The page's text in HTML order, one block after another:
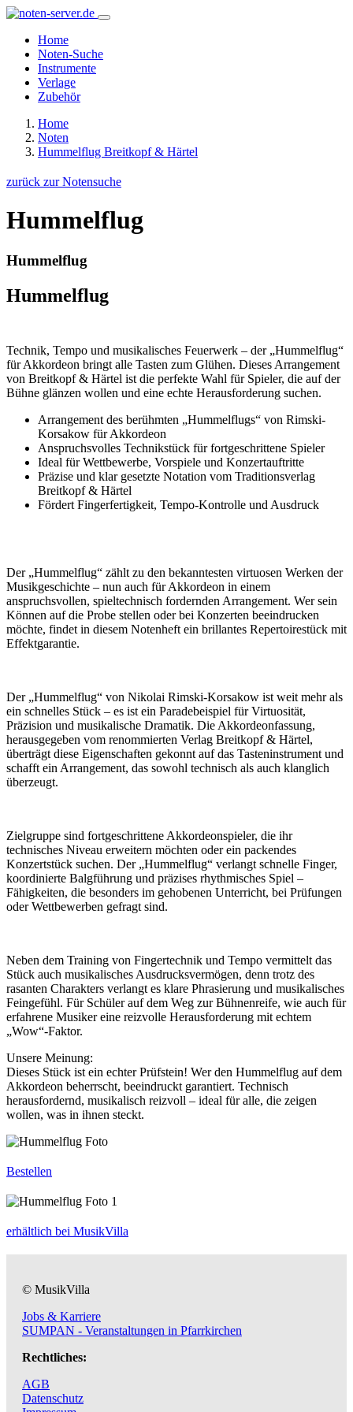
Home
Noten-Suche
Instrumente
Verlage
Zubehör
Home
Noten
Hummelflug Breitkopf & Härtel
zurück zur Notensuche
Hummelflug
Hummelflug
Hummelflug
Technik, Tempo und musikalisches Feuerwerk – der „Hummelflug“
für Akkordeon bringt alle Tasten zum Glühen. Dieses Arrangement
von Breitkopf & Härtel ist die perfekte Wahl für Spieler, die auf der
Bühne glänzen wollen und eine echte Herausforderung suchen.
Arrangement des berühmten „Hummelflugs“ von Rimski-
Korsakow für Akkordeon
Anspruchsvolles Technikstück für fortgeschrittene Spieler
Ideal für Wettbewerbe, Vorspiele und Konzertauftritte
Präzise und klar gesetzte Notation vom Traditionsverlag
Breitkopf & Härtel
Fördert Fingerfertigkeit, Tempo-Kontrolle und Ausdruck
Der „Hummelflug“ zählt zu den bekanntesten virtuosen Werken der
Musikgeschichte – nun auch für Akkordeon in einem
anspruchsvollen, spieltechnisch fordernden Arrangement. Wer sein
Können auf die Probe stellen oder bei Konzerten beeindrucken
möchte, findet in diesem Notenheft ein brillantes Repertoirestück mit
Effektgarantie.
Der „Hummelflug“ von Nikolai Rimski-Korsakow ist weit mehr als
ein schnelles Stück – es ist ein Paradebeispiel für Virtuosität,
Präzision und musikalische Dramatik. Die Akkordeonfassung,
herausgegeben vom renommierten Verlag Breitkopf & Härtel,
überträgt diese Eigenschaften gekonnt auf das Tasteninstrument und
schafft ein Arrangement, das sowohl technisch als auch klanglich
überzeugt.
Zielgruppe sind fortgeschrittene Akkordeonspieler, die ihr
technisches Niveau erweitern möchten oder ein packendes
Konzertstück suchen. Der „Hummelflug“ verlangt schnelle Finger,
koordinierte Balgführung und präzises rhythmisches Spiel –
Fähigkeiten, die besonders im gehobenen Unterricht, bei Prüfungen
oder Wettbewerben gefragt sind.
Neben dem Training von Fingertechnik und Tempo vermittelt das
Stück auch musikalisches Ausdrucksvermögen, denn trotz des
rasanten Charakters verlangt es klare Phrasierung und musikalisches
Feingefühl. Für Schüler auf dem Weg zur Bühnenreife, wie auch für
erfahrene Musiker eine reizvolle Herausforderung mit echtem
„Wow“-Faktor.
Unsere Meinung:
Dieses Stück ist ein echter Prüfstein! Wer den Hummelflug auf dem
Akkordeon beherrscht, beeindruckt garantiert. Technisch
herausfordernd, musikalisch reizvoll – ideal für alle, die zeigen
wollen, was in ihnen steckt.
Bestellen
erhältlich bei MusikVilla
© MusikVilla
Jobs & Karriere
SUMPAN - Veranstaltungen in Pfarrkirchen
Rechtliches:
AGB
Datenschutz